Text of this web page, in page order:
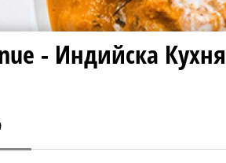
- Индийска Кухня